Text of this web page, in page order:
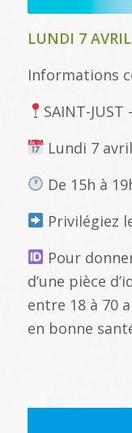
LUNDI 7
Informations
SAINT-JUST
Lundi 7 avril
De 15h à
Privilégiez
Pour
d’une pièce
entre 18 à 70
en bonne